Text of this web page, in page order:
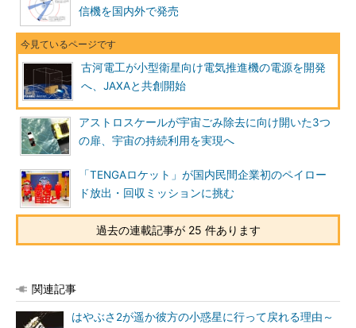
信機を国内外で発売
古河電工が小型衛星向け電気推進機の電源を開発
へ、JAXAと共創開始
アストロスケールが宇宙ごみ除去に向け開いた3つ
の扉、宇宙の持続利用を実現へ
「TENGAロケット」が国内民間企業初のペイロー
ド放出・回収ミッションに挑む
過去の連載記事が 25 件あります
関連記事
はやぶさ2が遥か彼方の小惑星に行って戻れる理由～